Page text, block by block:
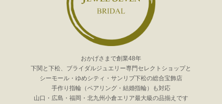
おかげさまで創業48年
下関と下松、ブライダルジュエリー専門セレクトショップと
シーモール・ゆめシティ・サンリブ下松の総合宝飾店
手作り指輪（ペアリング・結婚指輪）も対応
山口・広島・福岡・北九州小倉エリア最大級の品揃えです